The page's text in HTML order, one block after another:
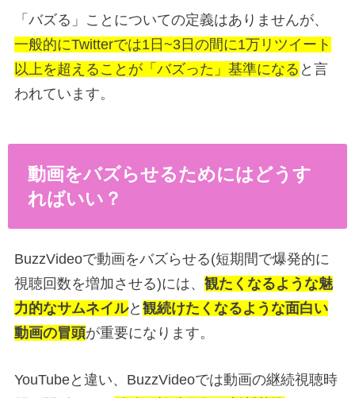
「バズる」ことについての定義はありませんが、
一般的にTwitterでは1 日~3日の間に1万リツイート
以上を超えることが「バズった」基準になる と言
われています。
動画をバズらせるためにはどうす
ればいい？
BuzzVideoで動画をバズらせる(短期間で爆発的に
視聴回数を増加させる)には、 観たくなるような魅
力的なサムネイルと 観続けたくなるような面白い
動画の冒頭が重要になります。
YouTubeと違い、BuzzVideoでは動画の継続視聴時